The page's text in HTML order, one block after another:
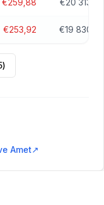
€259,88 €20 313,45
€253,92 €19 830,32
)
Amet↗